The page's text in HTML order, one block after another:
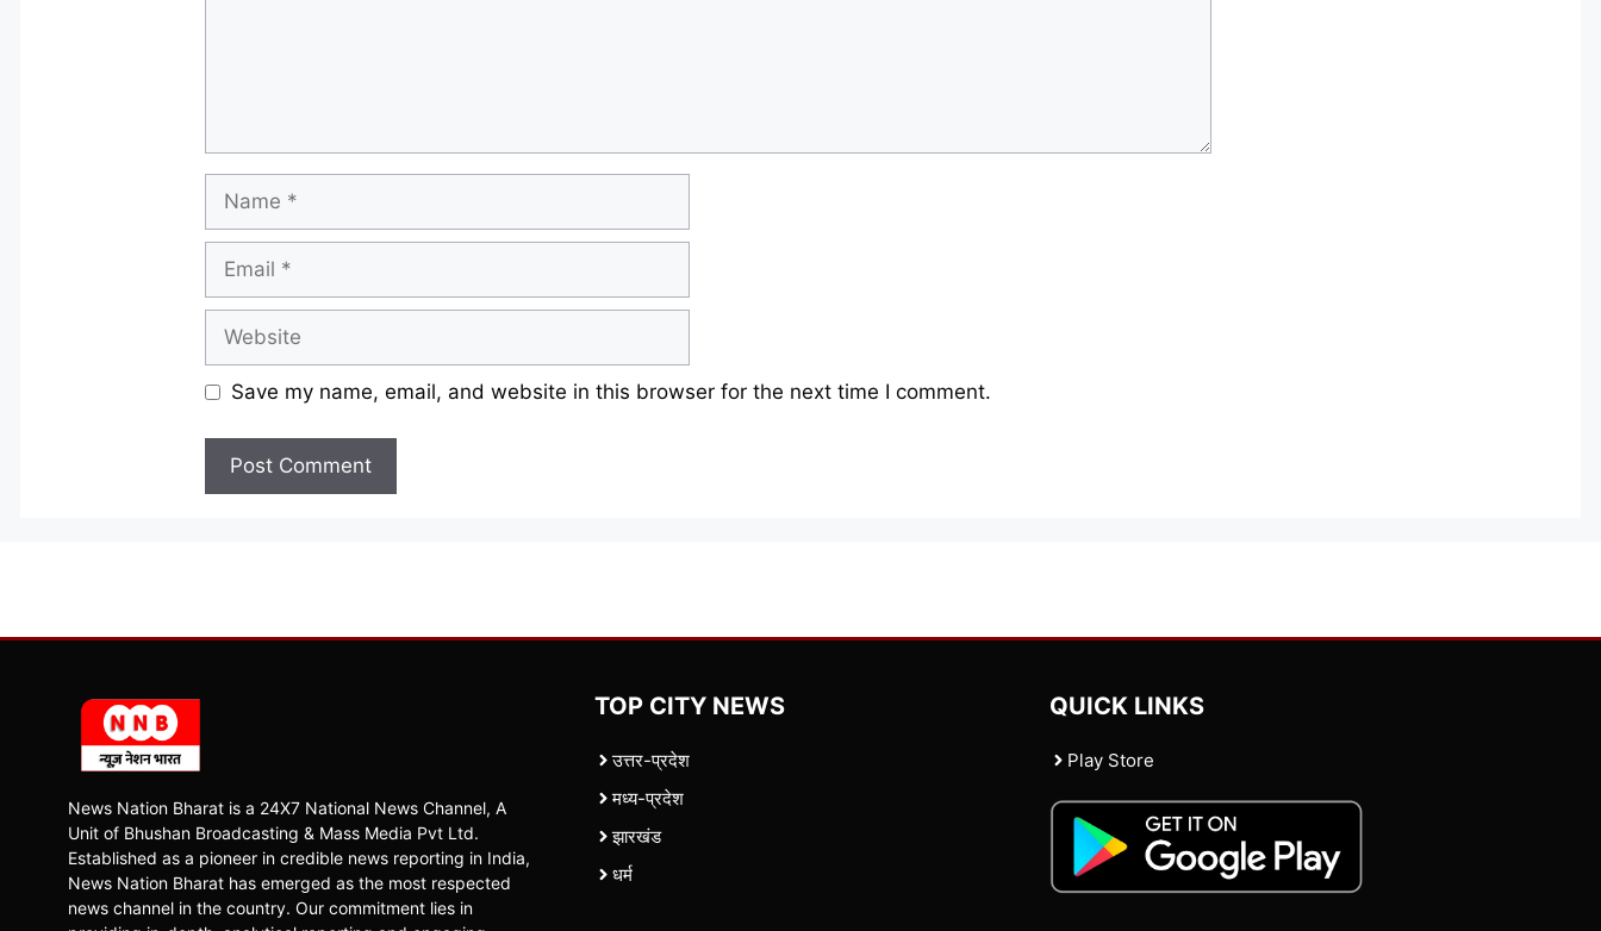
Name
Email
Website
Save my name, email, and website in this browser for the next time I comment.
News Nation Bharat is a 24X7 National News Channel, A
Unit of Bhushan Broadcasting & Mass Media Pvt Ltd.
Established as a pioneer in credible news reporting in India,
News Nation Bharat has emerged as the most respected
news channel in the country. Our commitment lies in
TOP CITY NEWS
उत्तर-प्रदेश
मध्य-प्रदेश
झारखंड
धर्म
QUICK LINKS
Play Store